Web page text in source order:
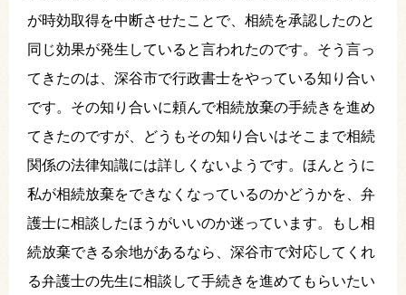
が時効取得を中断させたことで、相続を承認したのと
同じ効果が発生していると言われたのです。そう言っ
てきたのは、深谷市で行政書士をやっている知り合い
です。その知り合いに頼んで相続放棄の手続きを進め
てきたのですが、どうもその知り合いはそこまで相続
関係の法律知識には詳しくないようです。ほんとうに
私が相続放棄をできなくなっているのかどうかを、弁
護士に相談したほうがいいのか迷っています。もし相
続放棄できる余地があるなら、深谷市で対応してくれ
る弁護士の先生に相談して手続きを進めてもらいたい